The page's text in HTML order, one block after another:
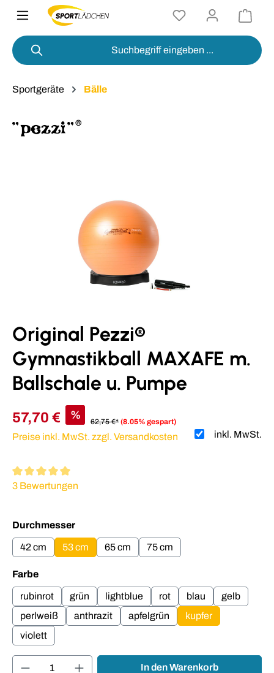
springen
Sportgeräte Bälle
Original Pezzi®
Gymnastikball MAXAFE m.
Ballschale u. Pumpe
57,70 € %
62,75 €* (8.05% gespart)
inkl. MwSt.
Preise inkl. MwSt. zzgl. Versandkosten
Durchschnittliche Bewertung von 5 von 5 Sternen
3 Bewertungen
Durchmesserauswählen
42 cm 53 cm 65 cm 75 cm
Farbeauswählen
rubinrot grün lightblue rot blau
gelb
perlweiß
anthrazit apfelgrün
kupfer
violett
Produkt Anzahl: Gib den gewünschten
In den Warenkorb